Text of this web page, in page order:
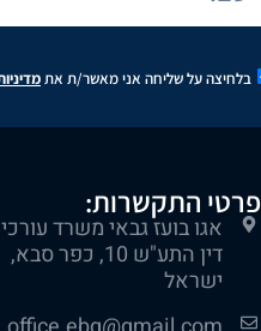
בלחיצה על שליחה אני מאשר/ת את
פרטי התקשרות:
אגו בועז גבאי משרד עורכי
דין התע"ש 10, כפר סבא,
ישראל